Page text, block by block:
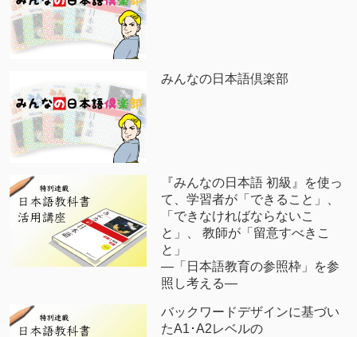
みんなの日本語倶楽部
『みんなの日本語 初級』を使っ
て、学習者が「できること」、
「できなければならないこ
と」、 教師が「留意すべきこ
と」
―「日本語教育の参照枠」を参
照し考える―
バックワードデザインに基づい
たA1･A2レベルの